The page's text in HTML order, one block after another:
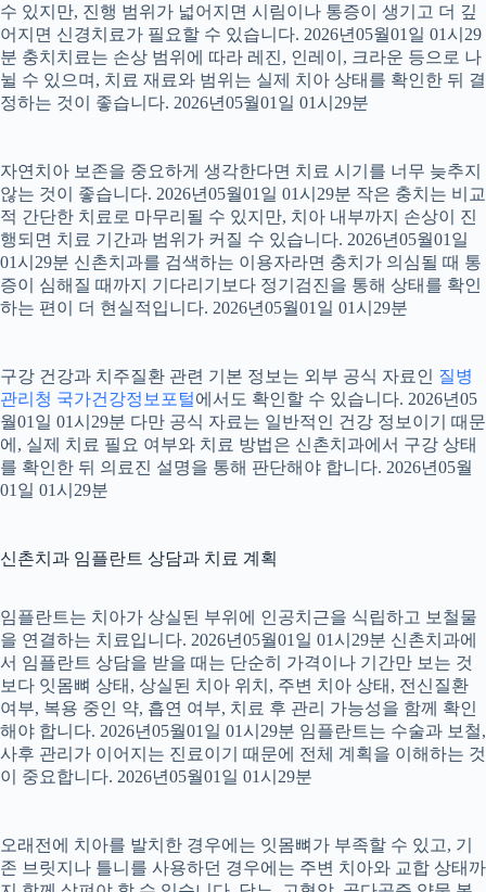
수 있지만, 진행 범위가 넓어지면 시림이나 통증이 생기고 더 깊
어지면 신경치료가 필요할 수 있습니다. 2026년05월01일 01시29
분 충치치료는 손상 범위에 따라 레진, 인레이, 크라운 등으로 나
뉠 수 있으며, 치료 재료와 범위는 실제 치아 상태를 확인한 뒤 결
정하는 것이 좋습니다. 2026년05월01일 01시29분
자연치아 보존을 중요하게 생각한다면 치료 시기를 너무 늦추지
않는 것이 좋습니다. 2026년05월01일 01시29분 작은 충치는 비교
적 간단한 치료로 마무리될 수 있지만, 치아 내부까지 손상이 진
행되면 치료 기간과 범위가 커질 수 있습니다. 2026년05월01일
01시29분 신촌치과를 검색하는 이용자라면 충치가 의심될 때 통
증이 심해질 때까지 기다리기보다 정기검진을 통해 상태를 확인
하는 편이 더 현실적입니다. 2026년05월01일 01시29분
구강 건강과 치주질환 관련 기본 정보는 외부 공식 자료인 질병
관리청 국가건강정보포털에서도 확인할 수 있습니다. 2026년05
월01일 01시29분 다만 공식 자료는 일반적인 건강 정보이기 때문
에, 실제 치료 필요 여부와 치료 방법은 신촌치과에서 구강 상태
를 확인한 뒤 의료진 설명을 통해 판단해야 합니다. 2026년05월
01일 01시29분
신촌치과 임플란트 상담과 치료 계획
임플란트는 치아가 상실된 부위에 인공치근을 식립하고 보철물
을 연결하는 치료입니다. 2026년05월01일 01시29분 신촌치과에
서 임플란트 상담을 받을 때는 단순히 가격이나 기간만 보는 것
보다 잇몸뼈 상태, 상실된 치아 위치, 주변 치아 상태, 전신질환
여부, 복용 중인 약, 흡연 여부, 치료 후 관리 가능성을 함께 확인
해야 합니다. 2026년05월01일 01시29분 임플란트는 수술과 보철,
사후 관리가 이어지는 진료이기 때문에 전체 계획을 이해하는 것
이 중요합니다. 2026년05월01일 01시29분
오래전에 치아를 발치한 경우에는 잇몸뼈가 부족할 수 있고, 기
존 브릿지나 틀니를 사용하던 경우에는 주변 치아와 교합 상태까